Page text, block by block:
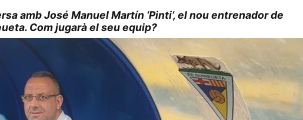
amb José Manuel Martín ‘Pinti’, el nou entrenador de
Com jugarà el seu equip?